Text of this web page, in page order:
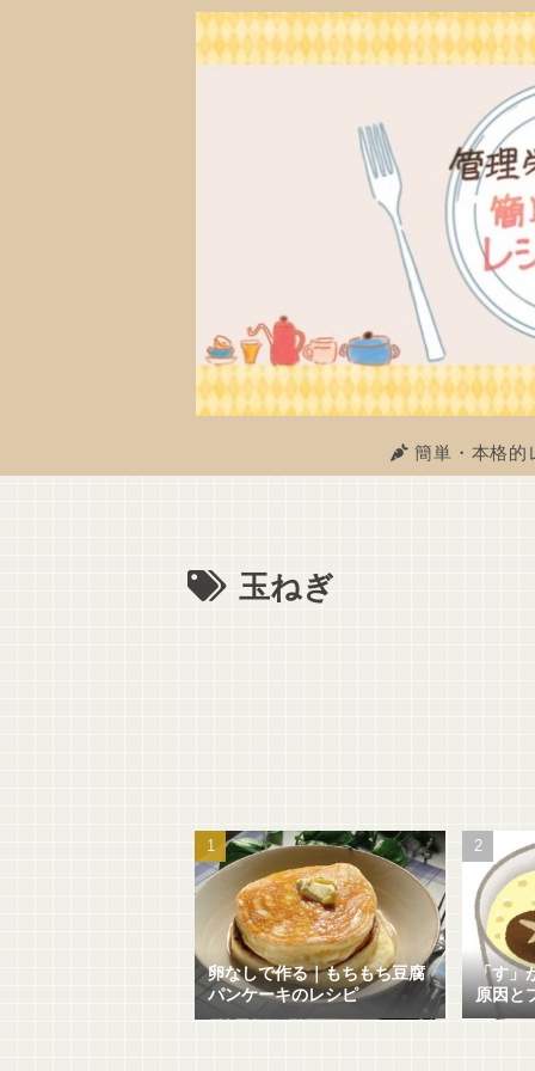
簡単・本格的
玉ねぎ
卵なしで作る｜もちもち豆腐
パンケーキのレシピ
「す」
原因と
敗せず